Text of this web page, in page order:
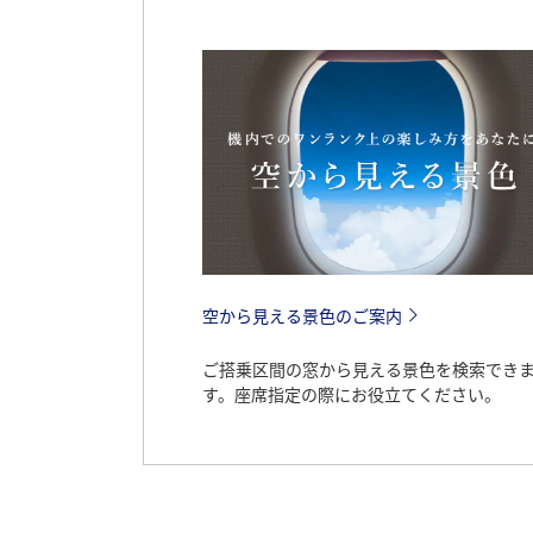
空から見える景色のご案内
ご搭乗区間の窓から見える景色を検索でき
す。座席指定の際にお役立てください。